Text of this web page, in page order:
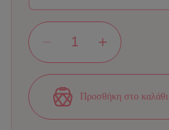
Προσθήκη στο καλάθι